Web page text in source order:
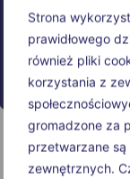
Strona
prawidłowego
również pliki
korzystania z
gromadzone za
przetwarzane
zewnętrznych.